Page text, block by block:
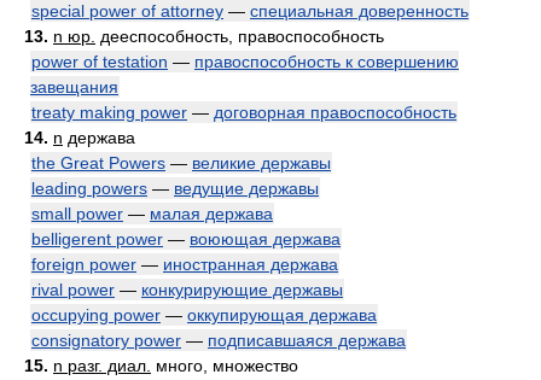
special power of attorney — специальная доверенность
13. n юр. дееспособность, правоспособность
power of testation — правоспособность к совершению
завещания
treaty making power — договорная правоспособность
14. n держава
the Great Powers — великие державы
leading powers — ведущие державы
small power — малая держава
belligerent power — воюющая держава
foreign power — иностранная держава
rival power — конкурирующие державы
occupying power — оккупирующая держава
consignatory power — подписавшаяся держава
15. n разг. диал. много, множество